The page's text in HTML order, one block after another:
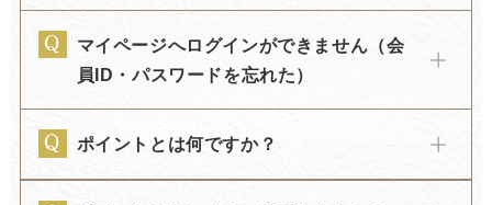
マイページへログインができません（会
員ID・パスワードを忘れた）
ポイントとは何ですか？